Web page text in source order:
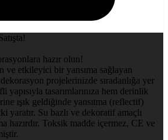
hazır olun!
ve etkileyici bir yansıma sağlayan
projelerinizde sıradanlığa yer
yapısıyla tasarımlarınıza hem derinlik
ışık geldiğinde yansıtma (reflectif)
yaratır. Su bazlı ve dekoratif amaçlı
hazırdır. Toksik madde içermez, CE ve